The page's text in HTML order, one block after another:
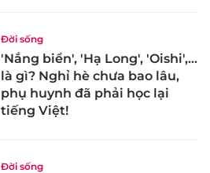
Đời sống
'Nắng biển', 'Hạ Long', 'Oishi',...
là gì? Nghỉ hè chưa bao lâu,
phụ huynh đã phải học lại
tiếng Việt!
Đời sống